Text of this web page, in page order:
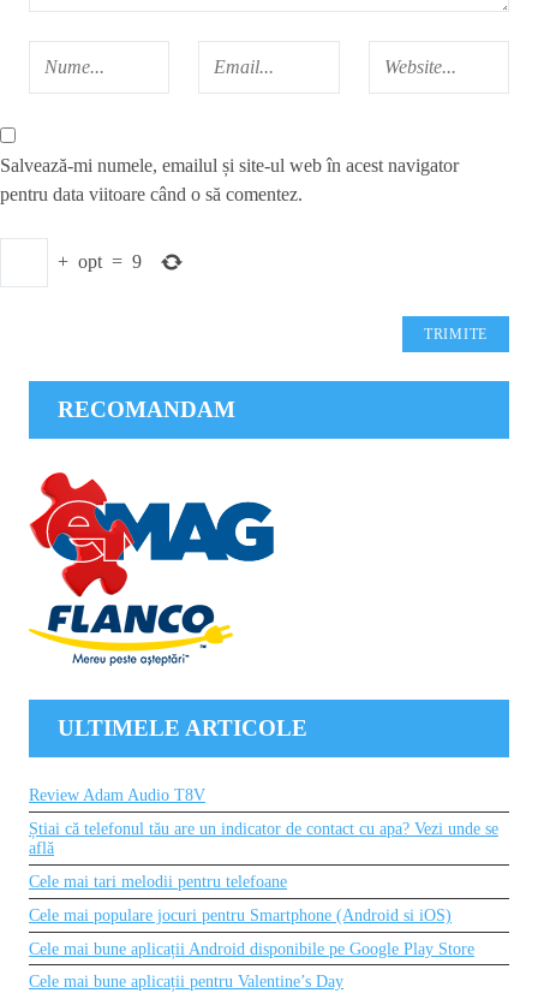
Salvează-mi numele, emailul și site-ul web în acest navigator
pentru data viitoare când o să comentez.
+ opt = 9
RECOMANDAM
ULTIMELE ARTICOLE
Review Adam Audio T8V
Știai că telefonul tău are un indicator de contact cu apa? Vezi unde se
află
Cele mai tari melodii pentru telefoane
Cele mai populare jocuri pentru Smartphone (Android si iOS)
Cele mai bune aplicații Android disponibile pe Google Play Store
Cele mai bune aplicații pentru Valentine’s Day